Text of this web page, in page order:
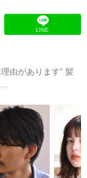
LINE
由があります” 髪